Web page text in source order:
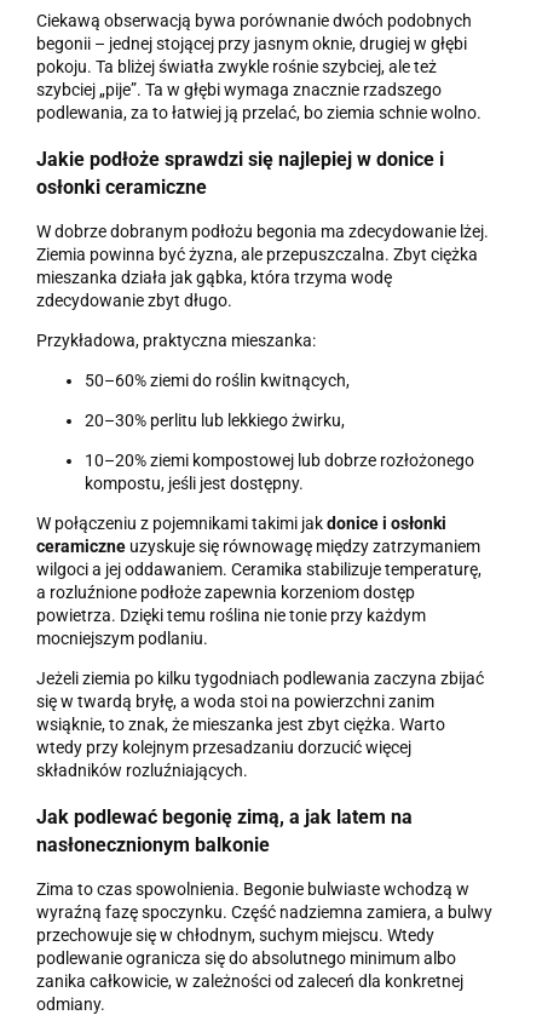
Ciekawą obserwacją bywa porównanie dwóch podobnych
begonii – jednej stojącej przy jasnym oknie, drugiej w głębi
pokoju. Ta bliżej światła zwykle rośnie szybciej, ale też
szybciej „pije”. Ta w głębi wymaga znacznie rzadszego
podlewania, za to łatwiej ją przelać, bo ziemia schnie wolno.
Jakie podłoże sprawdzi się najlepiej w donice i
osłonki ceramiczne
W dobrze dobranym podłożu begonia ma zdecydowanie lżej.
Ziemia powinna być żyzna, ale przepuszczalna. Zbyt ciężka
mieszanka działa jak gąbka, która trzyma wodę
zdecydowanie zbyt długo.
Przykładowa, praktyczna mieszanka:
50–60% ziemi do roślin kwitnących,
20–30% perlitu lub lekkiego żwirku,
10–20% ziemi kompostowej lub dobrze rozłożonego
kompostu, jeśli jest dostępny.
W połączeniu z pojemnikami takimi jakdonice i osłonki
ceramiczne uzyskuje się równowagę między zatrzymaniem
wilgoci a jej oddawaniem. Ceramika stabilizuje temperaturę,
a rozluźnione podłoże zapewnia korzeniom dostęp
powietrza. Dzięki temu roślina nie tonie przy każdym
mocniejszym podlaniu.
Jeżeli ziemia po kilku tygodniach podlewania zaczyna zbijać
się w twardą bryłę, a woda stoi na powierzchni zanim
wsiąknie, to znak, że mieszanka jest zbyt ciężka. Warto
wtedy przy kolejnym przesadzaniu dorzucić więcej
składników rozluźniających.
Jak podlewać begonię zimą, a jak latem na
nasłonecznionym balkonie
Zima to czas spowolnienia. Begonie bulwiaste wchodzą w
wyraźną fazę spoczynku. Część nadziemna zamiera, a bulwy
przechowuje się w chłodnym, suchym miejscu. Wtedy
podlewanie ogranicza się do absolutnego minimum albo
zanika całkowicie, w zależności od zaleceń dla konkretnej
odmiany.